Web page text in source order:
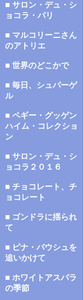
■ サロン・デュ・シ
ョコラ・パリ
■ マルコリーニさん
のアトリエ
■ 世界のどこかで
■ 毎日、シュパーゲ
ル
■ ペギー・グッゲン
ハイム・コレクショ
ン
■ サロン・デュ・シ
ョコラ２０１６
■ チョコレート、チ
ョコレート
■ ゴンドラに揺られ
て
■ ピナ・バウシュを
追いかけて
■ ホワイトアスパラ
の季節